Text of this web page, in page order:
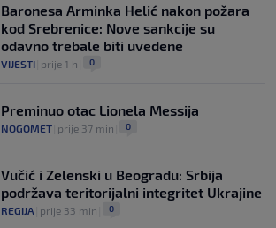
Baronesa Arminka Helić nakon požara
kod Srebrenice: Nove sankcije su
odavno trebale biti uvedene
VIJESTI prije 1 h 0
Preminuo otac Lionela Messija
NOGOMET prije 37 min 0
Vučić i Zelenski u Beogradu: Srbija
podržava teritorijalni integritet Ukrajine
REGIJA prije 33 min 0